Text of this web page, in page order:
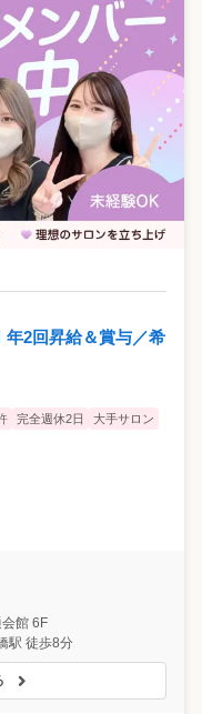
2回昇給＆賞与／希
完全週休2日
大手サロン
館 6F
駅 徒歩8分